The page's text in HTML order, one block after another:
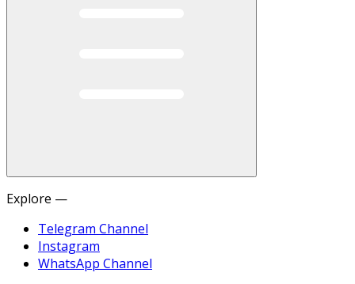
Explore —
Telegram Channel
Instagram
WhatsApp Channel